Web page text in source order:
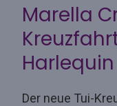
Marella
Der neue Tui-